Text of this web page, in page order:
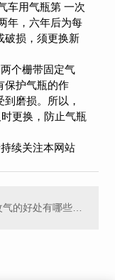
车用气瓶第 一次
年，六年后为每
破损，须更换新
个栅带固定气
保护气瓶的作
磨损。所以，
更换，防止气瓶
续关注本网站